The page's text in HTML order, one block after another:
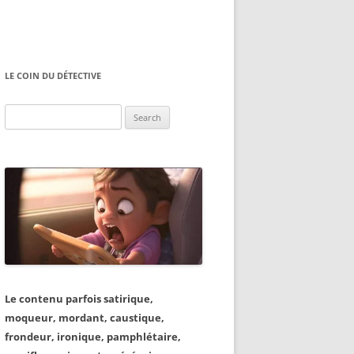
LE COIN DU DÉTECTIVE
for:
Le contenu parfois satirique,
moqueur, mordant, caustique,
frondeur, ironique, pamphlétaire,